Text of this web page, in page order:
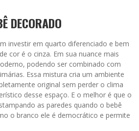
DECORADO
investir em quarto diferenciado e bem
cor é o cinza. Em sua nuance mais
podendo ser combinado com
Essa mistura cria um ambiente
original sem perder o clima
desse espaço. E o melhor é que o
as paredes quando o bebê
o branco ele é democrático e permite